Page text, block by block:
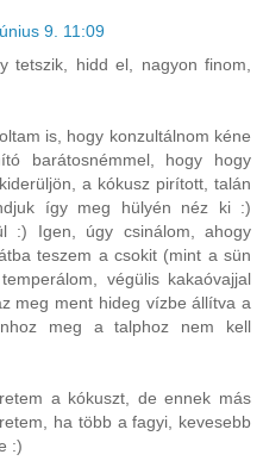
9. 11:09
tetszik, hidd el, nagyon finom,
is, hogy konzultálnom kéne
barátosnémmel, hogy hogy
a kókusz pirított, talán
így meg hülyén néz ki :)
:) Igen, úgy csinálom, ahogy
teszem a csokit (mint a sün
végülis kakaóvajjal
meg ment hideg vízbe állítva a
meg a talphoz nem kell
a kókuszt, de ennek más
ha több a fagyi, kevesebb
:)